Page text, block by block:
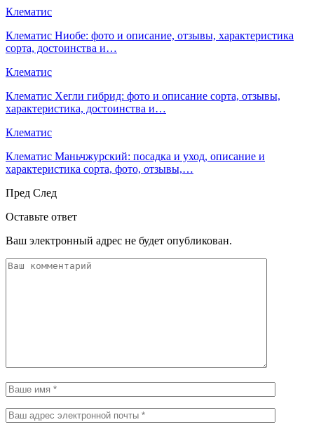
Клематис
Клематис Ниобе: фото и описание, отзывы, характеристика
сорта, достоинства и…
Клематис
Клематис Хегли гибрид: фото и описание сорта, отзывы,
характеристика, достоинства и…
Клематис
Клематис Маньчжурский: посадка и уход, описание и
характеристика сорта, фото, отзывы,…
Пред След
Оставьте ответ
Ваш электронный адрес не будет опубликован.